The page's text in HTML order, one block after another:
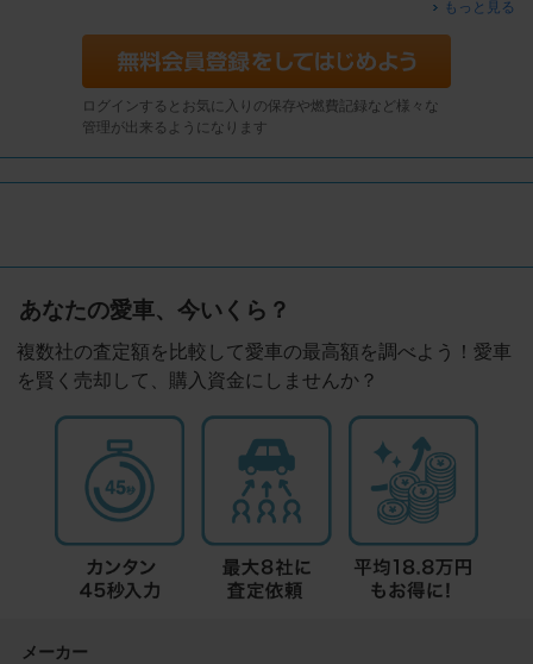
もっと見る
ログインするとお気に入りの保存や燃費記録など様々な
管理が出来るようになります
あなたの愛車、今いくら？
複数社の査定額を比較して愛車の最高額を調べよう！愛車
を賢く売却して、購入資金にしませんか？
メーカー